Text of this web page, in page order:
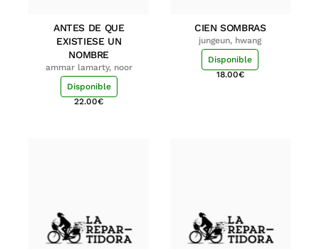
ANTES DE QUE
EXISTIESE UN
NOMBRE
ammar lamarty, noor
Disponible
22.00€
CIEN SOMBRAS
jungeun, hwang
Disponible
18.00€